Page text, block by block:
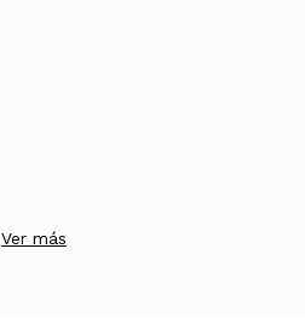
Ver más